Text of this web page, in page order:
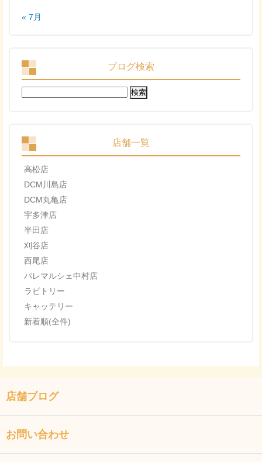
« 7月
ブログ検索
検
索:
店舗一覧
高松店
DCM川島店
DCM丸亀店
宇多津店
半田店
刈谷店
西尾店
パレマルシェ中村店
ラビトリー
キャッテリー
新着順(全件)
店舗ブログ
お問い合わせ